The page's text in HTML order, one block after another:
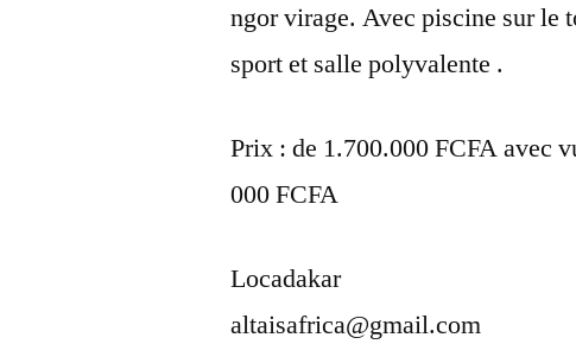
ngor virage. Avec piscine sur le
sport et salle polyvalente .
Prix : de 1.700.000 FCFA avec
000 FCFA
Locadakar
altaisafrica@gmail.com